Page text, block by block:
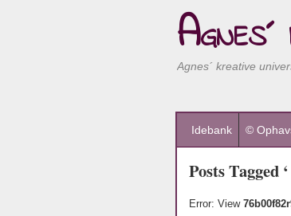
Agnes´ kreative
Idebank ©
Posts Tagged
Error: View